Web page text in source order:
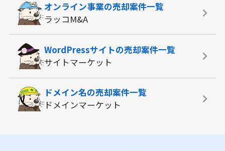
オンライン事業の売却案件一覧
ラッコM&A
WordPressサイトの売却案件一覧
サイトマーケット
ドメイン名の売却案件一覧
ドメインマーケット